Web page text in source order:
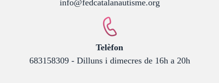
info@fedcatalanautisme.org
Telèfon
683158309 - Dilluns i dimecres de 16h a 20h